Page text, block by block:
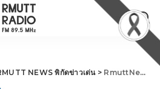
NEWS พิกัดข่าวเด่น> RmuttNews พิกัดข่าวเด่น l อาชีพบันดาลใจ การเลี้ยงจิ้งหรีด ขายเชิงพาณิชย์